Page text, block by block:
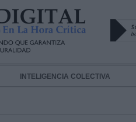
INTELIGENCIA COLECTIVA